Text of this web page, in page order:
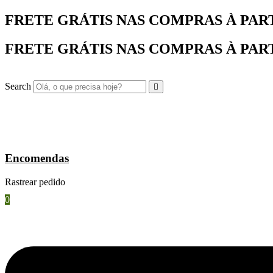
Ir
para
conteúdo
FRETE GRÁTIS NAS COMPRAS À
FRETE GRÁTIS NAS COMPRAS À
Search
Encomendas
Rastrear pedido
0